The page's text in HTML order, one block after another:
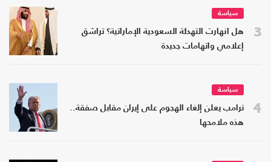
3
سياسة
هل انهارت التهدئة السعودية الإماراتية؟ تراشق
إعلامي واتهامات جديدة
4
سياسة
ترامب يعلن إلغاء الهجوم على إيران مقابل صفقة..
هذه ملامحها